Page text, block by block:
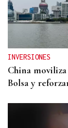
INVERSIONES
China
Bolsa y